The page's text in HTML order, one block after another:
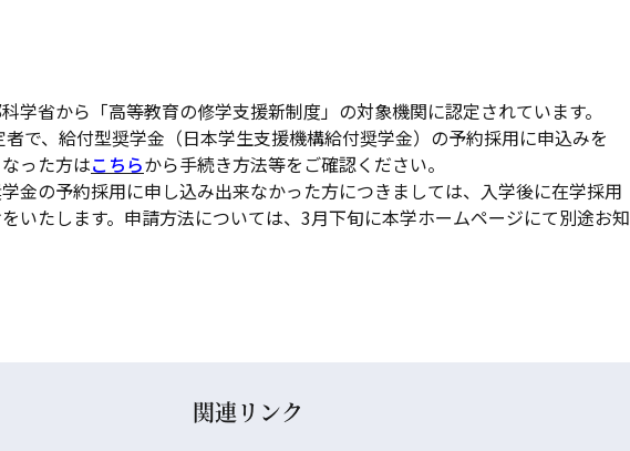
学省から「高等教育の修学支援新制度」の対象機関に認定されています。
で、給付型奨学金（日本学生支援機構給付奨学金）の予約採用に申込みを
った方はこちらから手続き方法等をご確認ください。
金の予約採用に申し込み出来なかった方につきましては、入学後に在学採用
いたします。申請方法については、3月下旬に本学ホームページにて別途お知
関連リンク